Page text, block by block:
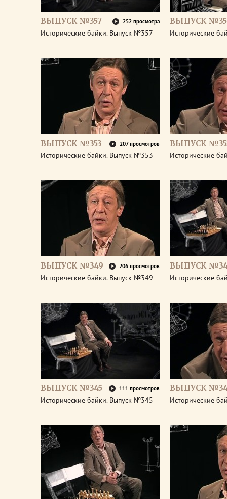
ВЫПУСК №357 252 просмотра
Исторические байки. Выпуск №357
ВЫПУСК
Исторические
ВЫПУСК №353 207 просмотров
Исторические байки. Выпуск №353
ВЫПУСК
Исторические
ВЫПУСК №349 206 просмотров
Исторические байки. Выпуск №349
ВЫПУСК
Исторические
ВЫПУСК №345 111 просмотров
Исторические байки. Выпуск №345
ВЫПУСК
Исторические